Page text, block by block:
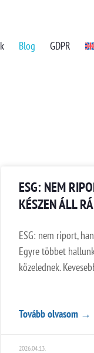
Blog GDPR
ESG: NEM
KÉSZEN ÁLL
ESG: nem riport,
Egyre többet
közelednek.
Tovább olvasom →
2026.04.13.